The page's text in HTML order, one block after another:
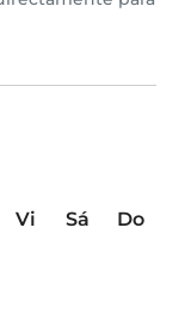
Vi Sá
Do